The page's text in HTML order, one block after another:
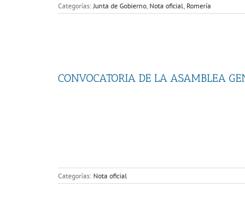
Categorías: Junta de Gobierno Nota oficial Romería
CONVOCATORIA DE LA ASAMBLEA
Categorías: Nota oficial